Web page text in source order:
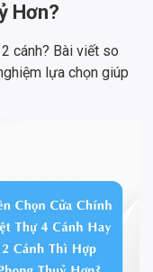
Hơn?
cánh? Bài viết so
lựa chọn giúp